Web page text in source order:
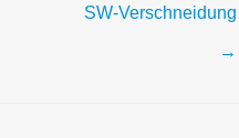
SW-Verschneidung
→